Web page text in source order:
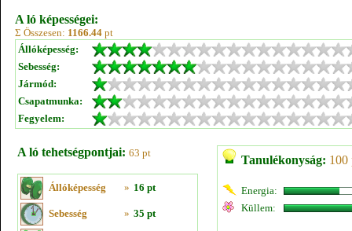
A ló képességei:
Σ Összesen: 1166.44 pt
Állóképesség:
Sebesség:
Jármód:
Csapatmunka:
Fegyelem:
A ló tehetségpontjai: 63 pt
Állóképesség » 16 pt
Sebesség » 35 pt
Tanulékonyság: 100
Energia:
Küllem: